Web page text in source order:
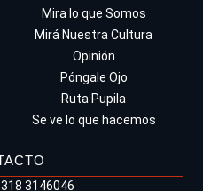
Mira lo que Somos
Mirá Nuestra Cultura
Opinión
Póngale Ojo
Ruta Pupila
Se ve lo que hacemos
3146046